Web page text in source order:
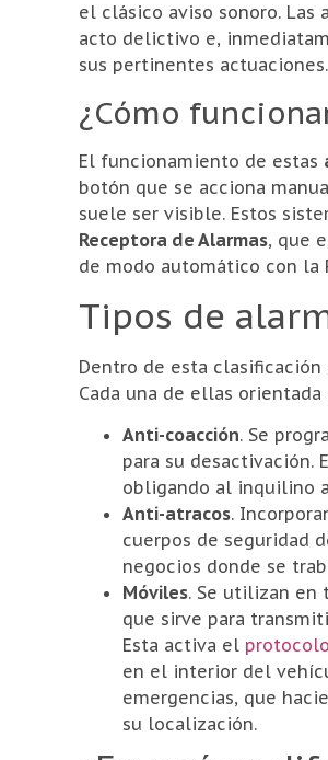
el clásico aviso sonoro.
acto delictivo e,
sus pertinentes actuaciones.
¿Cómo
El funcionamiento de estas
botón que se acciona
suele ser visible. Estos
Receptora de Alarmas, que
de modo automático con la
Tipos de
Dentro de esta clasificación
Cada una de ellas
Anti-coacción. Se
para su desactivación.
obligando al inquilino
Anti-atracos.
cuerpos de seguridad
negocios donde se
Móviles. Se utilizan en
que sirve para
Esta activa el protocolo
en el interior del
emergencias, que
su localización.